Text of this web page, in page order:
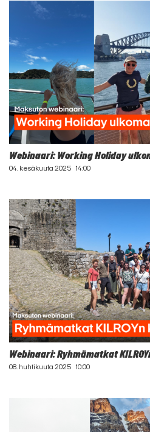
Webinaari: Working Holiday
04. kesäkuuta 2025 14:00
Webinaari: Ryhmämatkat
08. huhtikuuta 2025 10:00